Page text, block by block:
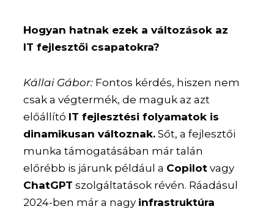
Hogyan hatnak ezek a változások az
IT fejlesztői csapatokra?
Kállai Gábor: Fontos kérdés, hiszen nem
csak a végtermék, de maguk az azt
előállító IT fejlesztési folyamatok is
dinamikusan változnak. Sőt, a fejlesztői
munka támogatásában már talán
előrébb is járunk például a Copilot vagy
ChatGPT szolgáltatások révén. Ráadásul
2024-ben már a nagy infrastruktúra